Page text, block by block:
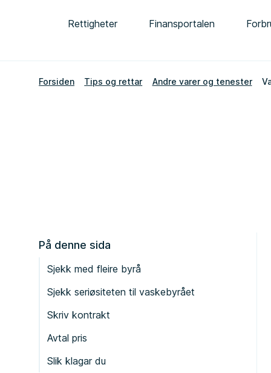
Rettigheter Finansportalen
Forsiden Tips og rettar Andre varer og tenester
På denne sida
Sjekk med fleire byrå
Sjekk seriøsiteten til vaskebyrået
Skriv kontrakt
Avtal pris
Slik klagar du